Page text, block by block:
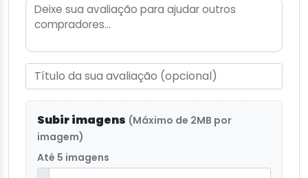
Subir imagens (Máximo de 2MB por
imagem)
Até 5 imagens